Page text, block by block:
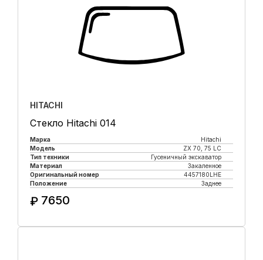
HITACHI
Стекло Hitachi 014
Марка
Hitachi
Модель
ZX 70, 75 LC
Тип техники
Гусеничный экскаватор
Материал
Закаленное
Оригинальный номер
4457180LHE
Положение
Заднее
₽ 7650